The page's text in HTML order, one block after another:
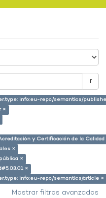
Ir
info:eu-repo/semantics/
×
y Certificación de la
×
×
×
info:eu-repo/semantics/article ×
Mostrar filtros avanzados